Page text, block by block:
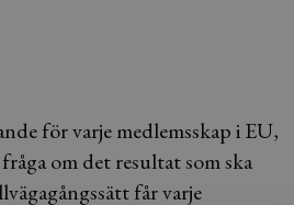
för varje medlemsskap i EU,
om det resultat som ska
får varje